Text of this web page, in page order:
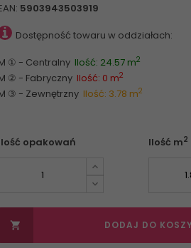
5903943503919
Dostępność towaru w oddziałach:
① - Centralny Ilość: 24.57 m2
② - Fabryczny Ilość: 0 m2
③ - Zewnętrzny Ilość: 3.78 m2
opakowań Ilość m2
 DODAJ DO